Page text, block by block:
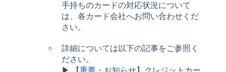
手持ちのカードの対応状況について
は、各カード会社へお問い合わせくだ
さい。
詳細については以下の記事をご参照く
ださい。